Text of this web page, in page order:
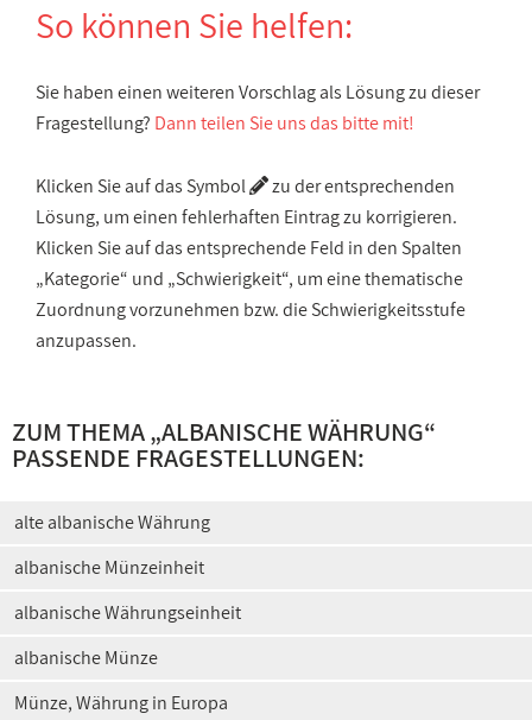
So können Sie helfen:
Sie haben einen weiteren Vorschlag als Lösung zu dieser
Fragestellung? Dann teilen Sie uns das bitte mit!
Klicken Sie auf das Symbol
zu der entsprechenden
Lösung, um einen fehlerhaften Eintrag zu korrigieren.
Klicken Sie auf das entsprechende Feld in den Spalten
„Kategorie“ und „Schwierigkeit“, um eine thematische
Zuordnung vorzunehmen bzw. die Schwierigkeitsstufe
anzupassen.
ZUM THEMA „ALBANISCHE WÄHRUNG“
PASSENDE FRAGESTELLUNGEN:
alte albanische Währung
albanische Münzeinheit
albanische Währungseinheit
albanische Münze
Münze, Währung in Europa